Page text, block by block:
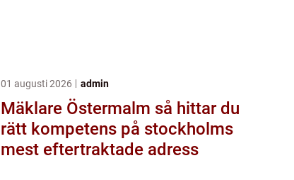
01 augusti 2026 admin
Mäklare Östermalm så hittar du
rätt kompetens på stockholms
mest eftertraktade adress